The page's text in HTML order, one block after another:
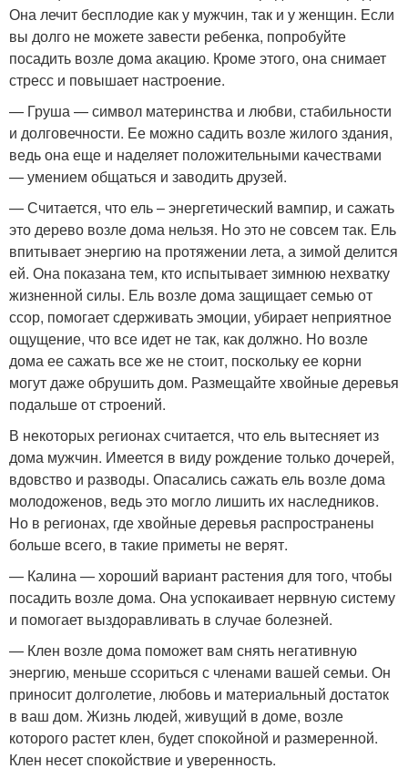
Она лечит бесплодие как у мужчин, так и у женщин. Если
вы долго не можете завести ребенка, попробуйте
посадить возле дома акацию. Кроме этого, она снимает
стресс и повышает настроение.
— Груша — символ материнства и любви, стабильности
и долговечности. Ее можно садить возле жилого здания,
ведь она еще и наделяет положительными качествами
— умением общаться и заводить друзей.
— Считается, что ель – энергетический вампир, и сажать
это дерево возле дома нельзя. Но это не совсем так. Ель
впитывает энергию на протяжении лета, а зимой делится
ей. Она показана тем, кто испытывает зимнюю нехватку
жизненной силы. Ель возле дома защищает семью от
ссор, помогает сдерживать эмоции, убирает неприятное
ощущение, что все идет не так, как должно. Но возле
дома ее сажать все же не стоит, поскольку ее корни
могут даже обрушить дом. Размещайте хвойные деревья
подальше от строений.
В некоторых регионах считается, что ель вытесняет из
дома мужчин. Имеется в виду рождение только дочерей,
вдовство и разводы. Опасались сажать ель возле дома
молодоженов, ведь это могло лишить их наследников.
Но в регионах, где хвойные деревья распространены
больше всего, в такие приметы не верят.
— Калина — хороший вариант растения для того, чтобы
посадить возле дома. Она успокаивает нервную систему
и помогает выздоравливать в случае болезней.
— Клен возле дома поможет вам снять негативную
энергию, меньше ссориться с членами вашей семьи. Он
приносит долголетие, любовь и материальный достаток
в ваш дом. Жизнь людей, живущий в доме, возле
которого растет клен, будет спокойной и размеренной.
Клен несет спокойствие и уверенность.